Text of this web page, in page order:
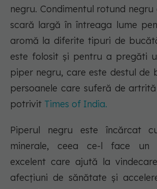
negru. Condimentul rotund
scară largă în întreaga lume
aromă la diferite tipuri de
este folosit și pentru a pregăti
piper negru, care este destul de
persoanele care suferă de
potrivit Times of India.
Piperul negru este încărcat
minerale, ceea ce-l face un
excelent care ajută la
afecțiuni de sănătate și